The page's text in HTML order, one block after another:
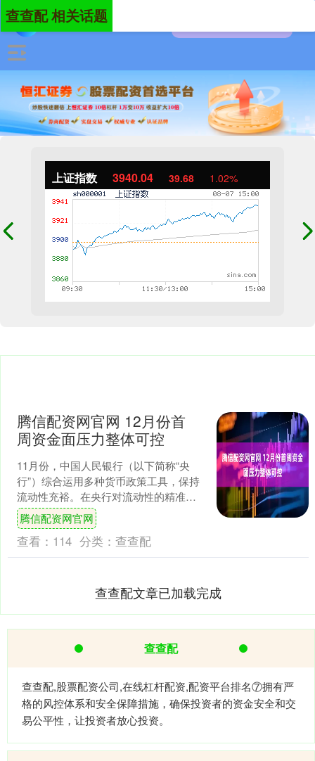
上证指数 3940.04 39.68 1.02%
查查配 相关话题
腾信配资网官网 12月份首
周资金面压力整体可控
11月份，中国人民银行（以下简称“央
行”）综合运用多种货币政策工具，保持
流动性充裕。在央行对流动性的精准调
控下，11月末资金面保持平稳。 中国货
币网数据显示，D....
腾信配资网官网
查看： 114 分类： 查查配
查查配文章已加载完成
查查配
查查配,股票配资公司,在线杠杆配资,配资平台排名⑦拥有严
格的风控体系和安全保障措施，确保投资者的资金安全和交
易公平性，让投资者放心投资。